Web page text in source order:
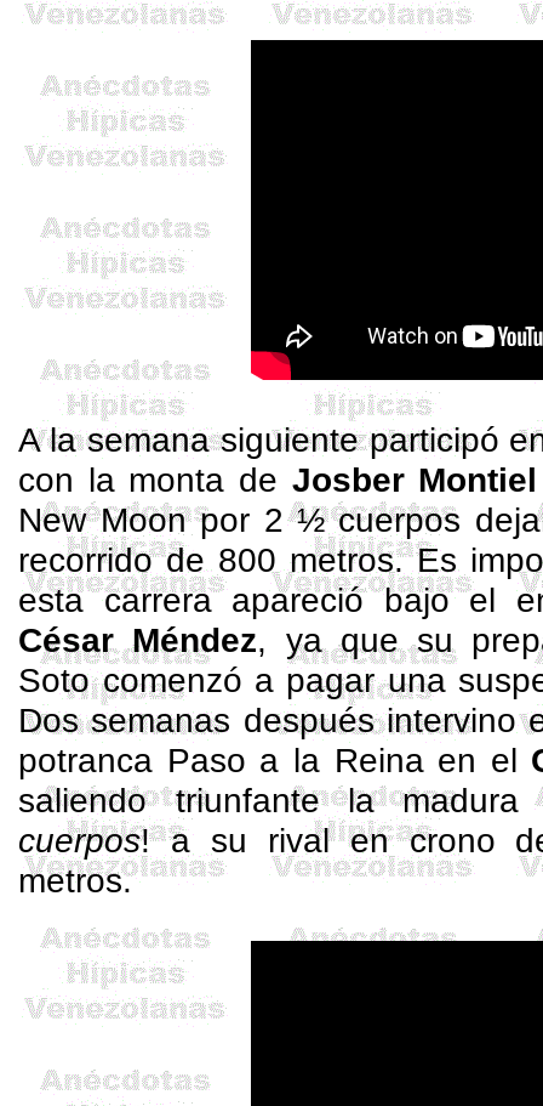
A la semana siguiente participó
con la monta de JosberMontiel
New Moon por 2 ½ cuerpos
recorrido de 800 metros. Es
esta carrera apareció bajo el
César Méndez, ya que su
Soto comenzó a pagar una
Dos semanas después intervino
potranca Paso a la Reina en el
saliendo triunfante la
cuerpos! a su rival en crono
metros.